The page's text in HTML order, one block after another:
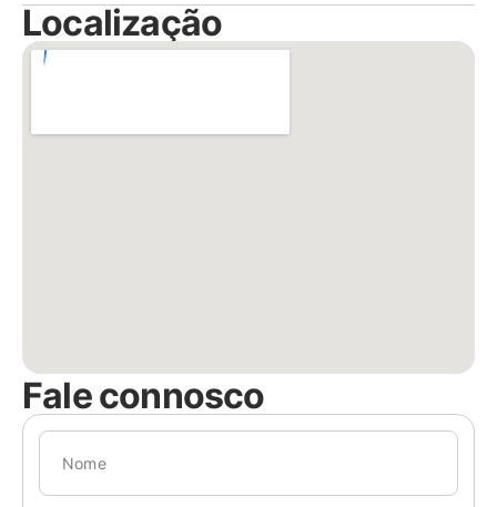
Localização
Fale connosco